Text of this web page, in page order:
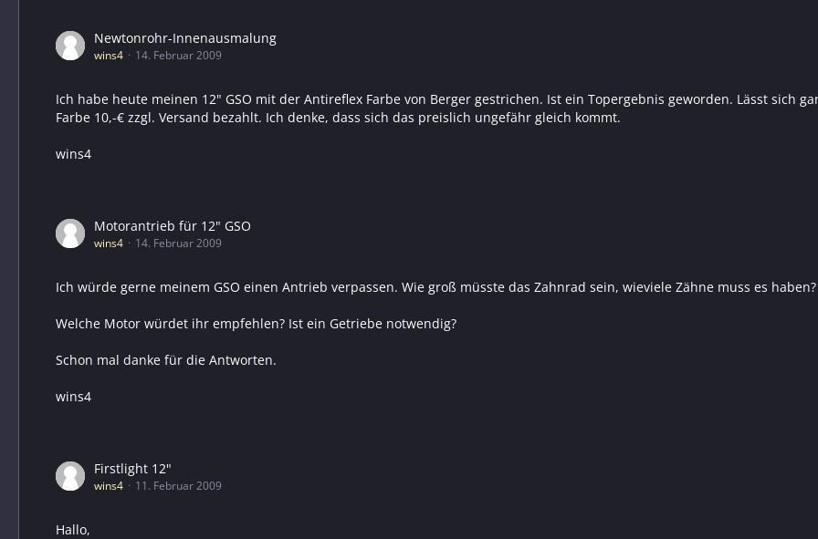
Newtonrohr-Innenausmalung
wins4 14. Februar 2009
Ich habe heute meinen 12" GSO mit der Antireflex Farbe von Berger gestrichen. Ist ein Topergebnis geworden. Lässt sich
Farbe 10,-€ zzgl. Versand bezahlt. Ich denke, dass sich das preislich ungefähr gleich kommt.
wins4
Motorantrieb für 12" GSO
wins4 14. Februar 2009
Ich würde gerne meinem GSO einen Antrieb verpassen. Wie groß müsste das Zahnrad sein, wieviele Zähne muss es haben?
Welche Motor würdet ihr empfehlen? Ist ein Getriebe notwendig?
Schon mal danke für die Antworten.
wins4
Firstlight 12"
wins4 11. Februar 2009
Hallo,